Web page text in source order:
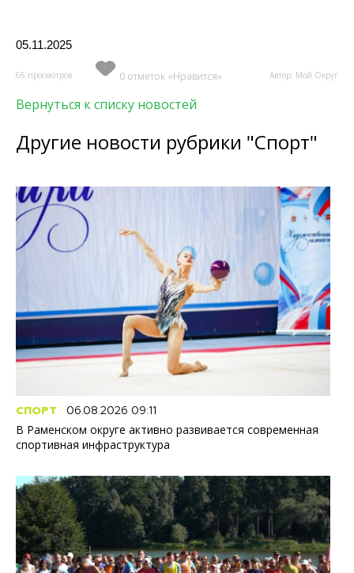
05.11.2025
66 просмотров 0 отметок «Нравится» Автор: Мой Округ
Вернуться к списку новостей
Другие новости рубрики "Спорт"
СПОРТ 06.08.2026 09:11
В Раменском округе активно развивается современная
спортивная инфраструктура